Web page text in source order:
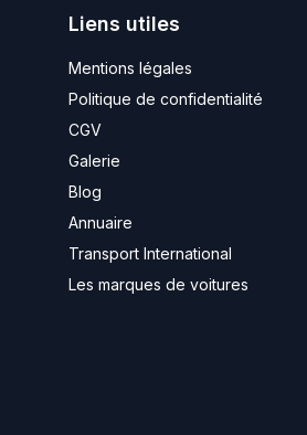
Liens utiles
Mentions légales
Politique de confidentialité
CGV
Galerie
Blog
Annuaire
Transport International
Les marques de voitures